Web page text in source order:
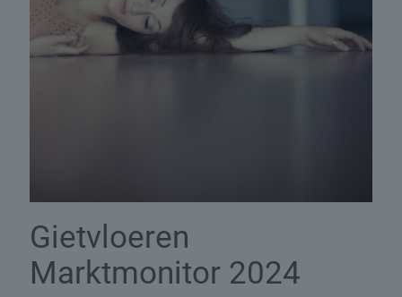
Gietvloeren
Marktmonitor 2024